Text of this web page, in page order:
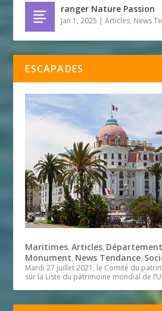
ranger Nature Passion
Jan 1, 2025 |Articles, News
ESCAPADES
Maritimes,Articles, Département
Monument, News Tendance,
Mardi 27 juillet 2021, le Comité du
sur la Liste du patrimoine mondial de